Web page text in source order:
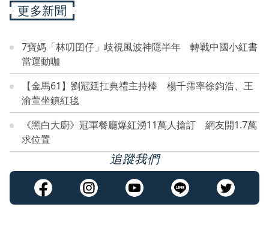
更多新聞
7寶媽「林叨囝仔」歧視風波神隱半年 轉戰中國小紅書
當運動咖
【金馬61】劉冠廷扛典禮主持棒 楊千霈率徐鈞浩、王
渝萱坐鎮紅毯
《黑白大廚》冠軍餐廳爆紅湧11萬人搶訂 網友開1.7萬
求位置
追蹤我們